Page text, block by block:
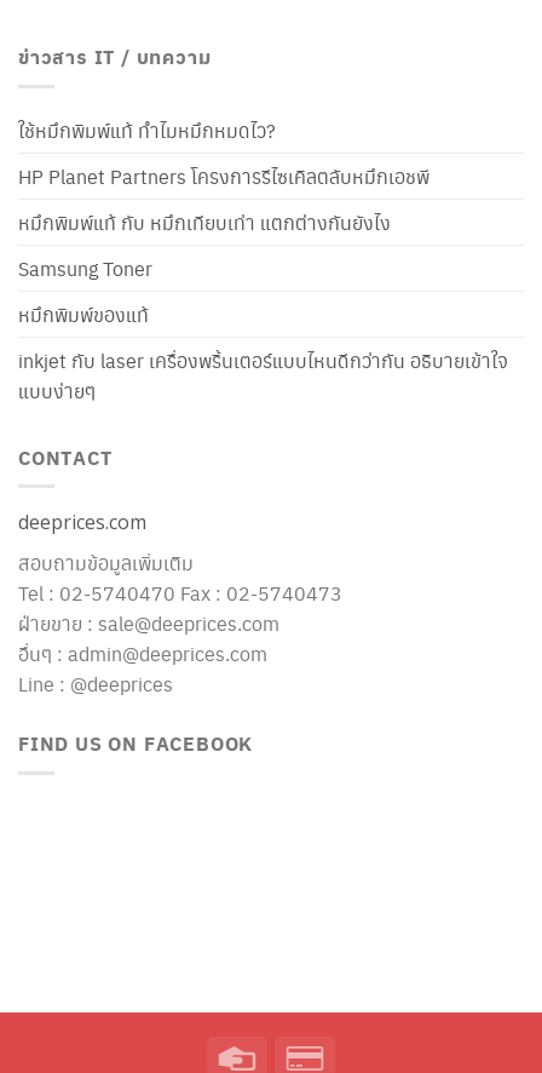
ข่าวสาร IT / บทความ
ใช้หมึกพิมพ์แท้ ทำไมหมึกหมดไว?
HP Planet Partners โครงการรีไซเคิลตลับหมึกเอชพี
หมึกพิมพ์แท้ กับ หมึกเทียบเท่า แตกต่างกันยังไง
Samsung Toner
หมึกพิมพ์ของแท้
inkjet กับ laser เครื่องพริ้นเตอร์แบบไหนดีกว่ากัน อธิบายเข้าใจ
แบบง่ายๆ
CONTACT
deeprices.com
สอบถามข้อมูลเพิ่มเติม
Tel : 02-5740470 Fax : 02-5740473
ฝ่ายขาย : sale@deeprices.com
อื่นๆ : admin@deeprices.com
Line : @deeprices
FIND US ON FACEBOOK
Credit